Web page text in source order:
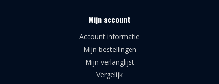
Mijn account
Account informatie
Mijn bestellingen
Mijn verlanglijst
Vergelijk